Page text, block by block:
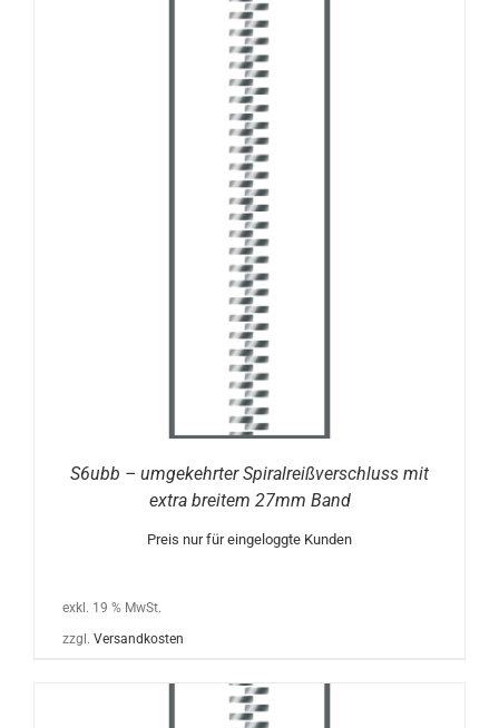
S6ubb – umgekehrter Spiralreißverschluss mit
extra breitem 27mm Band
Preis nur für eingeloggte Kunden
exkl. 19 % MwSt.
zzgl. Versandkosten